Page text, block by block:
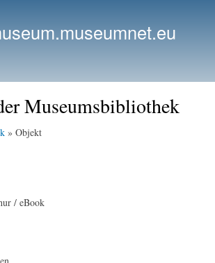
Museumsbibliothek
» Objekt
/ eBook